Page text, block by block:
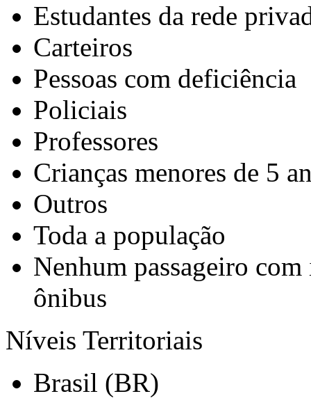
Estudantes da rede
Carteiros
Pessoas com deficiência
Policiais
Professores
Crianças menores de 5
Outros
Toda a população
Nenhum passageiro
ônibus
Níveis Territoriais
Brasil (BR)